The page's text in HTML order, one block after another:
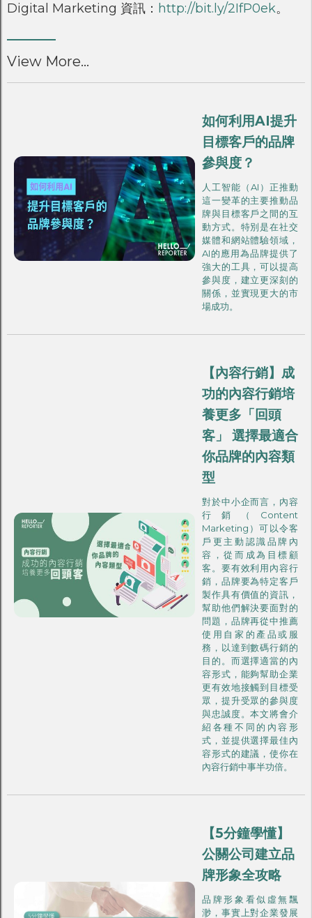
Digital Marketing 資訊： http://bit.ly/2IfP0ek。
View More...
如何利用AI提升
目標客戶的品牌
參與度？
人工智能（AI）正推動
這一變革的主要推動品
牌與目標客戶之間的互
動方式。特別是在社交
媒體和網站體驗領域，
AI的應用為品牌提供了
強大的工具，可以提高
參與度，建立更深刻的
關係，並實現更大的市
場成功。
【內容行銷】成
功的內容行銷培
養更多「回頭
客」 選擇最適合
你品牌的內容類
型
對於中小企而言，內容
行銷（Content
Marketing）可以令客
戶更主動認識品牌內
容，從而成為目標顧
客。要有效利用內容行
銷，品牌要為特定客戶
製作具有價值的資訊，
幫助他們解決要面對的
問題，品牌再從中推薦
使用自家的產品或服
務，以達到數碼行銷的
目的。而選擇適當的內
容形式，能夠幫助企業
更有效地接觸到目標受
眾，提升受眾的參與度
與忠誠度。本文將會介
紹各種不同的內容形
式，並提供選擇最佳內
容形式的建議，使你在
內容行銷中事半功倍。
【5分鐘學懂】
公關公司建立品
牌形象全攻略
品牌形象看似虛無飄
渺，事實上對企業發展